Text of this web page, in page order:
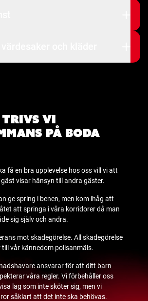
trivs vi
på Boda
få en bra upplevelse hos oss vill vi att
visar hänsyn till andra gäster.
ge spring i benen, men kom ihåg att
att springa i våra korridorer då man
sig själv och andra.
mot skadegörelse. All skadegörelse
till vår kännedom polisanmäls.
ansvarar för att ditt barn
våra regler. Vi förbehåller oss
lag som inte sköter sig, men vi
såklart att det inte ska behövas.